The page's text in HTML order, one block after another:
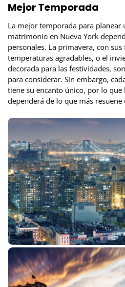
Mejor Temporada
La mejor temporada para planear
matrimonio en Nueva York
personales. La primavera, con
temperaturas agradables, o el
decorada para las festividades,
para considerar. Sin embargo,
tiene su encanto único, por lo que
dependerá de lo que más resuene